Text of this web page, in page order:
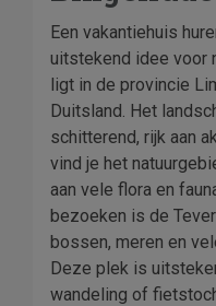
Een vakantiehuis
uitstekend idee voor
ligt in de provincie
Duitsland. Het
schitterend, rijk aan
vind je het
aan vele flora en
bezoeken is de
bossen, meren en
Deze plek is
wandeling of